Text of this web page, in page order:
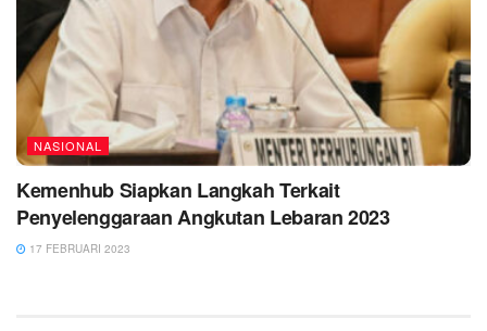
NASIONAL
Kemenhub Siapkan Langkah Terkait
Penyelenggaraan Angkutan Lebaran 2023
17 FEBRUARI 2023